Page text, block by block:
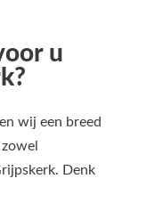
u
wij een breed
Denk